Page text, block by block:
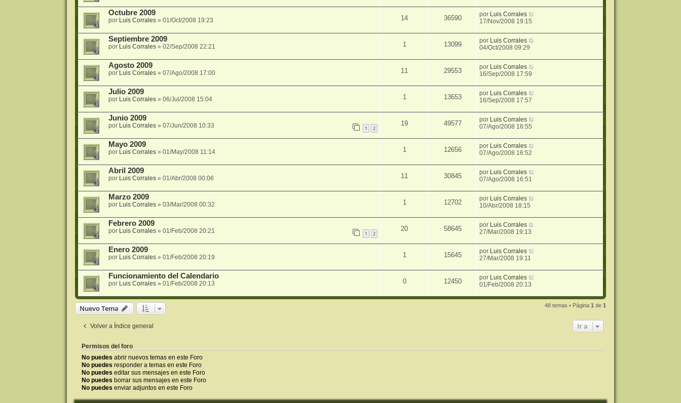
Octubre 2009
por Luis Corrales» 01/Oct/2008 19:23 14 36590 por Luis Corrales
17/Nov/2008 19:15
Septiembre 2009
por Luis Corrales» 02/Sep/2008 22:21 1 13099 por Luis Corrales
04/Oct/2008 09:29
Agosto 2009
por Luis Corrales» 07/Ago/2008 17:00 11 29553 por Luis Corrales
16/Sep/2008 17:59
Julio 2009
por Luis Corrales» 06/Jul/2008 15:04 1 13653 por Luis Corrales
16/Sep/2008 17:57
Junio 2009
por Luis Corrales» 07/Jun/2008 10:33 1 2
19 49577 por Luis Corrales
07/Ago/2008 16:55
Mayo 2009
por Luis Corrales» 01/May/2008 11:14 1 12656 por Luis Corrales
07/Ago/2008 16:52
Abril 2009
por Luis Corrales» 01/Abr/2008 00:06 11 30845 por Luis Corrales
07/Ago/2008 16:51
Marzo 2009
por Luis Corrales» 03/Mar/2008 00:32 1 12702 por Luis Corrales
10/Abr/2008 18:15
Febrero 2009
por Luis Corrales» 01/Feb/2008 20:21 1 2
20 58645 por Luis Corrales
27/Mar/2008 19:13
Enero 2009
por Luis Corrales» 01/Feb/2008 20:19 1 15645 por Luis Corrales
27/Mar/2008 19:11
Funcionamiento del Calendario
por Luis Corrales» 01/Feb/2008 20:13 0 12450 por Luis Corrales
01/Feb/2008 20:13
Nuevo Tema 48 temas • Página1 de1
Volver a Índice general Ir a
Permisos del foro
No puedes abrir nuevos temas en este Foro
No puedes responder a temas en este Foro
No puedes editar sus mensajes en este Foro
No puedes borrar sus mensajes en este Foro
No puedes enviar adjuntos en este Foro